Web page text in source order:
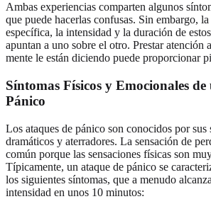
Ambas experiencias comparten algunos
que puede hacerlas confusas. Sin embargo,
específica, la intensidad y la duración de
apuntan a uno sobre el otro. Prestar atención
mente le están diciendo puede proporcionar
Síntomas Físicos y Emocionales
Pánico
Los ataques de pánico son conocidos por sus
dramáticos y aterradores. La sensación de
común porque las sensaciones físicas son
Típicamente, un ataque de pánico se
los siguientes síntomas, que a menudo
intensidad en unos 10 minutos: